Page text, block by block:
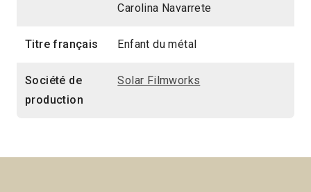
Carolina Navarrete
Titre français Enfant du métal
Société de
production
Solar Filmworks